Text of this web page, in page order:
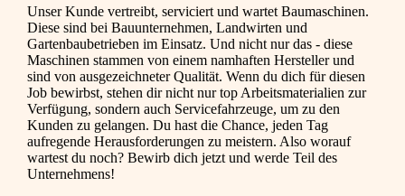
Unser Kunde vertreibt, serviciert und wartet Baumaschinen.
Diese sind bei Bauunternehmen, Landwirten und
Gartenbaubetrieben im Einsatz. Und nicht nur das - diese
Maschinen stammen von einem namhaften Hersteller und
sind von ausgezeichneter Qualität. Wenn du dich für diesen
Job bewirbst, stehen dir nicht nur top Arbeitsmaterialien zur
Verfügung, sondern auch Servicefahrzeuge, um zu den
Kunden zu gelangen. Du hast die Chance, jeden Tag
aufregende Herausforderungen zu meistern. Also worauf
wartest du noch? Bewirb dich jetzt und werde Teil des
Unternehmens!